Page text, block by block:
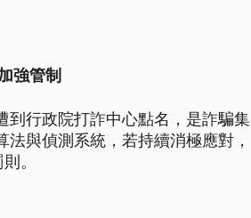
強管制
到行政院打詐中心點名，是詐騙集
與偵測系統，若持續消極應對，
。